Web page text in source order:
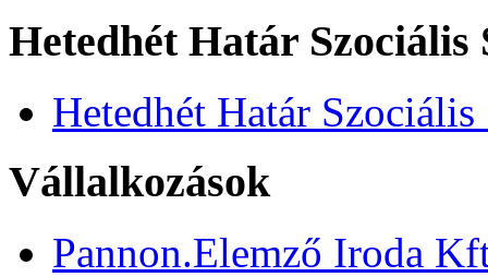
Hetedhét Határ Szociális
Hetedhét Határ Szociális
Vállalkozások
Pannon.Elemző Iroda